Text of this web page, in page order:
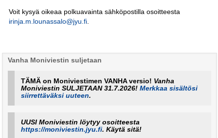
Voit kysyä oikeaa polkuavainta sähköpostilla osoitteesta
irinja.m.lounassalo@jyu.fi.
Vanha Moniviestin suljetaan
TÄMÄ on Moniviestimen VANHA versio! Vanha
Moniviestin SULJETAAN 31.7.2026!Merkkaa sisältösi
siirrettäväksi uuteen.
UUSI Moniviestin löytyy osoitteesta
https://moniviestin.jyu.fi. Käytä sitä!